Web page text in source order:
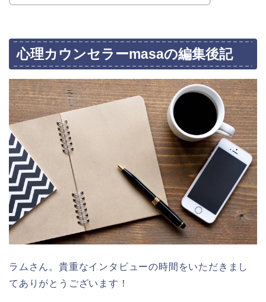
心理カウンセラーmasaの編集後記
ラムさん。貴重なインタビューの時間をいただきまし
てありがとうございます！